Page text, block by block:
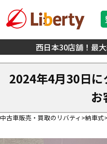
西日本30店舗！最
2024年4月30日に
お
中古車販売・買取のリバティ 納車式